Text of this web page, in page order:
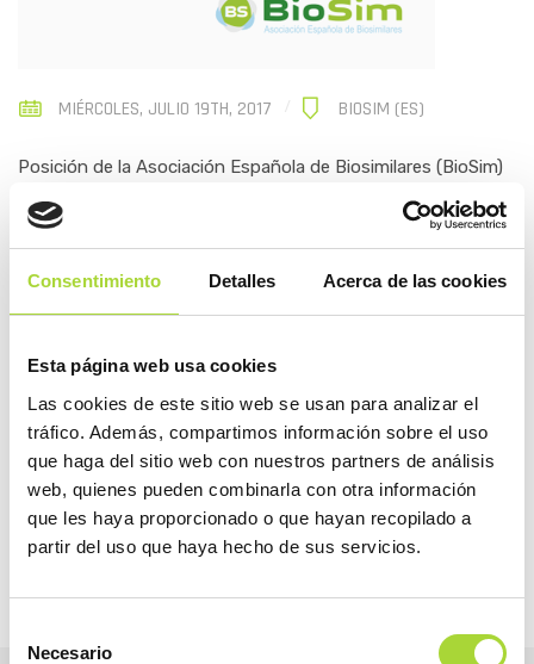
Consentimiento Detalles Acerca de las cookies
Esta página web usa cookies
Las cookies de este sitio web se usan para analizar el
tráfico. Además, compartimos información sobre el uso
que haga del sitio web con nuestros partners de análisis
web, quienes pueden combinarla con otra información
que les haya proporcionado o que hayan recopilado a
partir del uso que haya hecho de sus servicios.
Necesario
MIÉRCOLES, JULIO 19TH, 2017 BIOSIM (ES)
Posición de la Asociación Española de Biosimilares (BioSim)
en cuanto a la innovación que los medicamentos
biosimilares vienen a aportar al entorno farmacéutico y al
COMPARTIR